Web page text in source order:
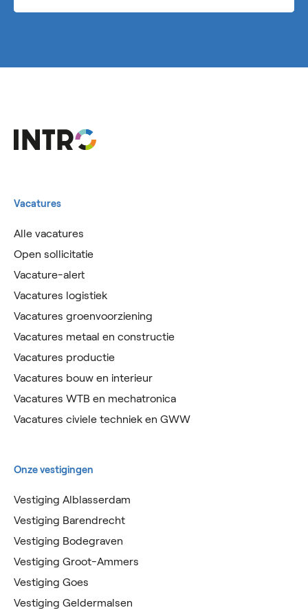
Vacatures
Alle vacatures
Open sollicitatie
Vacature-alert
Vacatures logistiek
Vacatures groenvoorziening
Vacatures metaal en constructie
Vacatures productie
Vacatures bouw en interieur
Vacatures WTB en mechatronica
Vacatures civiele techniek en GWW
Onze vestigingen
Vestiging Alblasserdam
Vestiging Barendrecht
Vestiging Bodegraven
Vestiging Groot-Ammers
Vestiging Goes
Vestiging Geldermalsen